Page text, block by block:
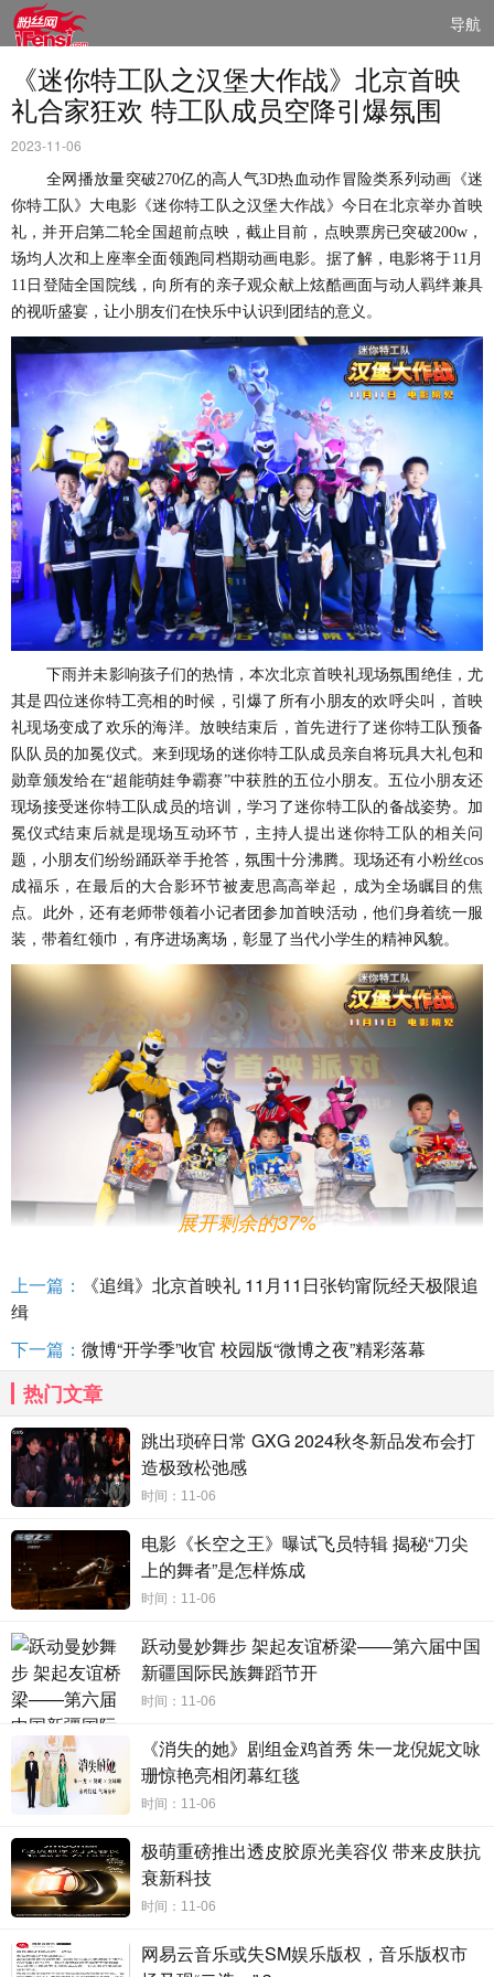
导航
《迷你特工队之汉堡大作战》北京首映
礼合家狂欢 特工队成员空降引爆氛围
2023-11-06
全网播放量突破270亿的高人气3D热血动作冒险类系列动画《迷
你特工队》大电影《迷你特工队之汉堡大作战》 今日在北京举办首映
礼，并开启第二轮全国超前点映，截止目前，点映票房已突破200w，
场均人次和上座率全面领跑同档期动画电影。据了解，电影将于11月
11日登陆全国院线，向所有的亲子观众献上炫酷画面与动人羁绊兼具
的视听盛宴，让小朋友们在快乐中认识到团结的意义。
下雨并未影响孩子们的热情，本次北京首映礼现场氛围绝佳，尤
其是四位迷你特工亮相的时候，引爆了所有小朋友的欢呼尖叫，首映
礼现场变成了欢乐的海洋。放映结束后，首先进行了迷你特工队预备
队队员的加冕仪式。来到现场的迷你特工队成员亲自将玩具大礼包和
勋章颁发给在“超能萌娃争霸赛”中获胜的五位小朋友。五位小朋友还
现场接受迷你特工队成员的培训，学习了迷你特工队的备战姿势。加
冕仪式结束后就是现场互动环节，主持人提出迷你特工队的相关问
题，小朋友们纷纷踊跃举手抢答，氛围十分沸腾。现场还有小粉丝cos
成福乐，在最后的大合影环节被麦思高高举起，成为全场瞩目的焦
点。此外，还有老师带领着小记者团参加首映活动，他们身着统一服
装，带着红领巾，有序进场离场，彰显了当代小学生的精神风貌。
化，人气爆棚的他心态也变得浮躁，屡次在特工队的集体行动中迟到
缺席 。这个阶段的福乐在流量中迷失了本心，甚至在面对队友的不满
时头脑发热，放狠话离开特工队。与此同时，失去了福乐的迷你特工
队也战力大减，无法战胜新出现的敌人。幸好司令的及时规劝，重新
摆正了福乐的心态，福乐最终还是回归了队伍，与伙伴们一起抵抗敌
人的入侵。在这个过程中，不仅福乐得到了成长，迷你特工队的小伙
之汉堡大作战》
才获得了无数大朋友和小朋友的喜爱，成为亲子受众
的11月观影首选。有家长表示和孩子一起看《迷你特工队之汉堡大作
战》非常开心，“电影中的元素非常丰富，变身、机甲、美食，男孩子
喜欢看，电影教会了孩子们团队的力量。”还有家长表示和孩子一起体
会到了追星成功的快乐，“终于带孩子追星成功，见到了迷你特工队成
员本尊，孩子高兴坏了。”
展开剩余的37%
上一篇：
《追缉》北京首映礼 11月11日张钧甯阮经天极限追
缉
下一篇： 微博“开学季”收官 校园版“微博之夜”精彩落幕
热门文章
跳出琐碎日常 GXG 2024秋冬新品发布会打
造极致松弛感
时间：11-06
电影《长空之王》曝试飞员特辑 揭秘“刀尖
上的舞者”是怎样炼成
时间：11-06
跃动曼妙舞步 架起友谊桥梁——第六届中国
新疆国际民族舞蹈节开
时间：11-06
《消失的她》剧组金鸡首秀 朱一龙倪妮文咏
珊惊艳亮相闭幕红毯
时间：11-06
极萌重磅推出透皮胶原光美容仪 带来皮肤抗
衰新科技
时间：11-06
网易云音乐或失SM娱乐版权，音乐版权市